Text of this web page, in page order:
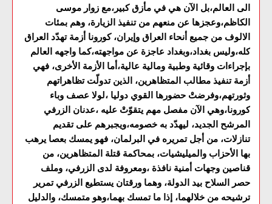
الى العالم،بل الآن هي في مأزق كبير،مع زوار موسى
الكاظم،وعجزها عن منعهم من تنفيذ الزيارة، وهم بمئات
الالوف من جميع أنحاء العراق وإيران، كورونا أزمة تهدّد العراق
كله،وليس بغداد،وبغداد عاجزة عن مواجهته،كما واجهه العالم
بإجراءات وقائية وطبية ومالية عالية،أما الأزمة الأخرى، فهي
أزمة تنفيذ مطالب المتظاهرين، الذين تدولّت تظاهراتهم
وثورتهم،وفرضتْ حضورها القوي دوليا ،لولا عصف وباء
كورونا،وهي الآن مفصل مهم يتقوّتْ عليه ،عدنان الزرفي
المرشح الجديد، ليهدّد به خصومه،ويجبرهم على تقديم
تنازلات، من أجل تمريره في البرلمان، فهو يمسك بعصا يرهب
بها الأحزاب والميليشيات، بمحاكمة قتلة المتظاهرين، من
قناصين وجهات أمنية نافذة ،ومعروفة لدى الزرفي، وملف
حصر السلاح بيد الدولة، وهما ورقتان يستطيع الزرفي تمرير
ترشيحه من خلالهما، إذا ما تمسك بهما،وهو متمسك، والدليل